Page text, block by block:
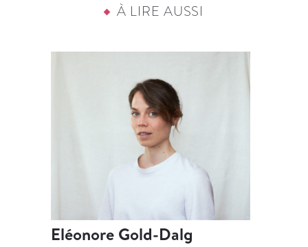
À LIRE AUSSI
Eléonore Gold-Dalg